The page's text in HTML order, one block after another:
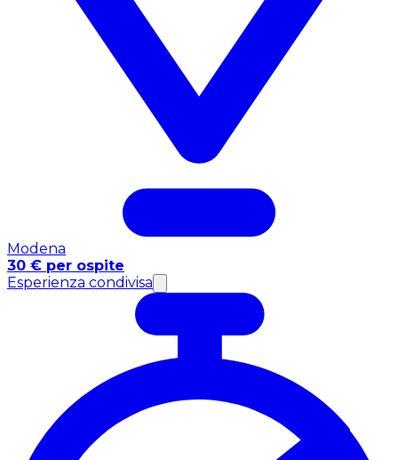
Modena
30 € per ospite
Esperienza condivisa